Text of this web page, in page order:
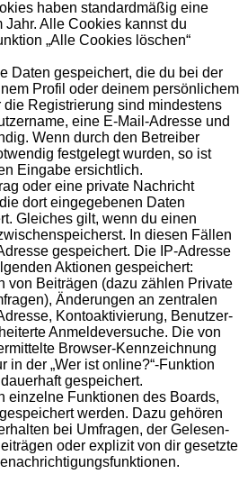
haben standardmäßig eine
Alle Cookies kannst du
„Alle Cookies löschen“
Daten gespeichert, die du bei der
Profil oder deinem persönlichem
die Registrierung sind mindestens
eine E-Mail-Adresse und
Wenn durch den Betreiber
festgelegt wurden, so ist
Eingabe ersichtlich.
oder eine private Nachricht
dort eingegebenen Daten
Gleiches gilt, wenn du einen
In diesen Fällen
gespeichert. Die IP-Adresse
Aktionen gespeichert:
von Beiträgen (dazu zählen Private
Änderungen an zentralen
Kontoaktivierung, Benutzer-
Anmeldeversuche. Die von
Browser-Kennzeichnung
in der „Wer ist online?“-Funktion
gespeichert.
einzelne Funktionen des Boards,
werden. Dazu gehören
bei Umfragen, der Gelesen-
oder explizit von dir gesetzte